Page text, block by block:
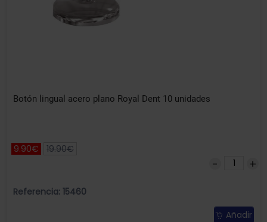
Botón lingual acero plano Royal Dent 10 unidades
9.90€ 19.90€
Referencia: 15460
Añadir